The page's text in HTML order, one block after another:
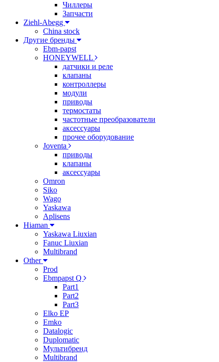
Чиллеры
Запчасти
Ziehl-Abegg
China stock
Другие бренды
Ebm-papst
HONEYWELL
датчики и реле
клапаны
контроллеры
модули
приводы
термостаты
частотные преобразователи
аксессуары
прочее оборудование
Joventa
приводы
клапаны
аксессуары
Omron
Siko
Wago
Yaskawa
Aplisens
Hiaman
Yaskawa Liuxian
Fanuc Liuxian
Multibrand
Other
Prod
Ebmpapst Q
Part1
Part2
Part3
Elko EP
Emko
Datalogic
Duplomatic
Мультибренд
Multibrand